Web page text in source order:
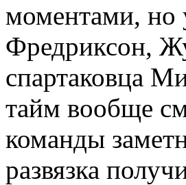
моментами, но
Фредриксон,
спартаковца
тайм вообще
команды
развязка